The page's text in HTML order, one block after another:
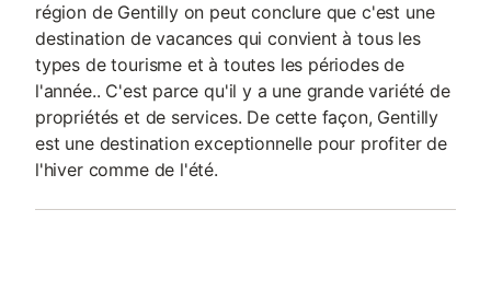
région de Gentilly on peut conclure que c'est une
destination de vacances qui convient à tous les
types de tourisme et à toutes les périodes de
l'année.. C'est parce qu'il y a une grande variété de
propriétés et de services. De cette façon, Gentilly
est une destination exceptionnelle pour profiter de
l'hiver comme de l'été.